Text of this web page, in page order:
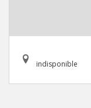
indisponible